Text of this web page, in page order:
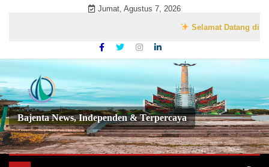
Jumat, Agustus 7, 2026
Selamat Datang di
Bajenta News, Independen & Terpercaya